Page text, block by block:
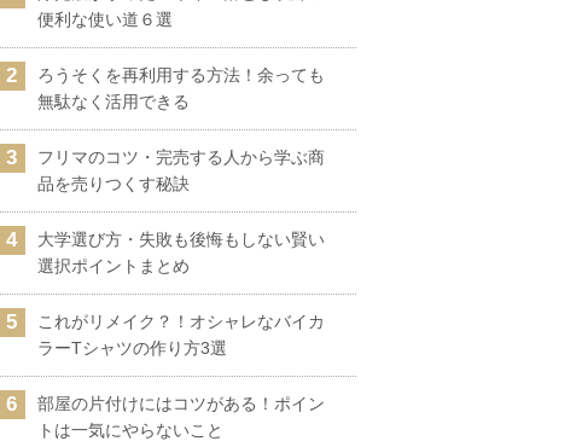
便利な使い道６選
ろうそくを再利用する方法！余っても
無駄なく活用できる
フリマのコツ・完売する人から学ぶ商
品を売りつくす秘訣
大学選び方・失敗も後悔もしない賢い
選択ポイントまとめ
これがリメイク？！オシャレなバイカ
ラーTシャツの作り方3選
部屋の片付けにはコツがある！ポイン
トは一気にやらないこと